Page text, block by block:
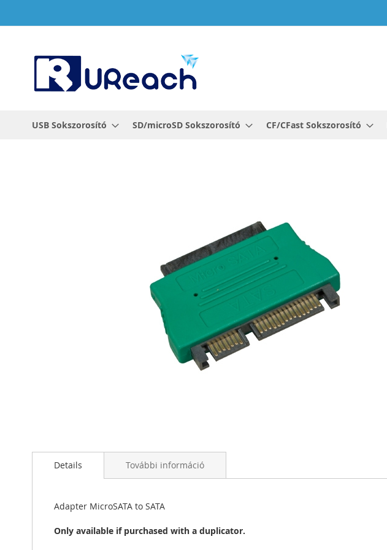
a
USB Sokszorosító SD/microSD Sokszorosító CF/CFast Sokszorosító
képgaléria
elejéreDetails
Adapter MicroSATA to SATA
Only available if purchased with a duplicator.
További információ